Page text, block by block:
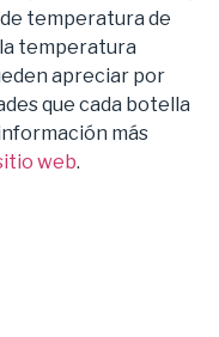
temperatura de
temperatura
apreciar por
que cada botella
más
web.